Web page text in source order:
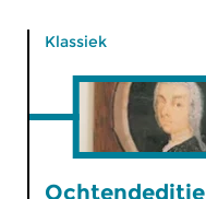
Klassiek
Ochtendeditie